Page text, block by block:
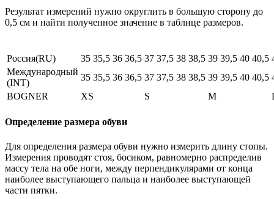
Результат измерений нужно округлить в большую сторону до
0,5 см и найти полученное значение в таблице размеров.
Россия(RU) 35 35,5 36 36,5 37 37,5 38 38,5 39 39,5 40 40,5
Международный
(INT)
35 35,5 36 36,5 37 37,5 38 38,5 39 39,5 40 40,5
BOGNER
XS S M
Определение размера обуви
Для определения размера обуви нужно измерить длину стопы.
Измерения проводят стоя, босиком, равномерно распределив
массу тела на обе ноги, между перпендикулярами от конца
наиболее выступающего пальца и наиболее выступающей
части пятки.